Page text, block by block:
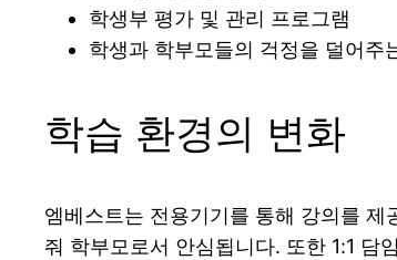
학생부 평가 및 관리 프로그램
학생과 학부모들의 걱정을 덜어주
학습 환경의 변화
엠베스트는 전용기기를 통해 강의를
줘 학부모로서 안심됩니다. 또한 1:1 담